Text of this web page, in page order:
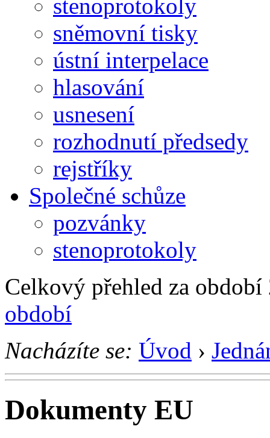
stenoprotokoly
sněmovní tisky
ústní interpelace
hlasování
usnesení
rozhodnutí předsedy
rejstříky
Společné schůze
pozvánky
stenoprotokoly
Celkový přehled za
období
Nacházíte se: Úvod ›
Dokumenty EU